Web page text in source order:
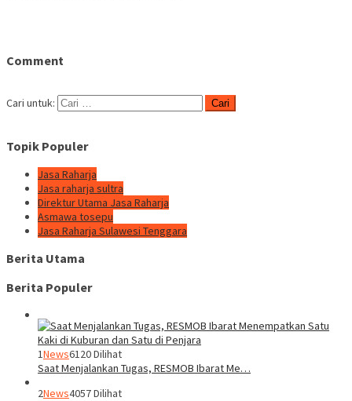
Comment
Cari untuk:
Topik Populer
Jasa Raharja
Jasa raharja sultra
Direktur Utama Jasa Raharja
Asmawa tosepu
Jasa Raharja Sulawesi Tenggara
Berita Utama
Berita Populer
1News6120 Dilihat
Saat Menjalankan Tugas, RESMOB Ibarat Me…
2News4057 Dilihat